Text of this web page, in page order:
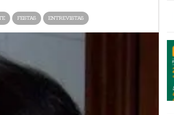
FESTAS ENTREVISTAS